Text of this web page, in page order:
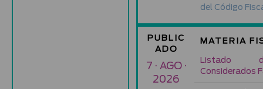
del Código
PUBLIC
ADO
MATERIA
7 · AGO ·
2026
Listado
Considerados